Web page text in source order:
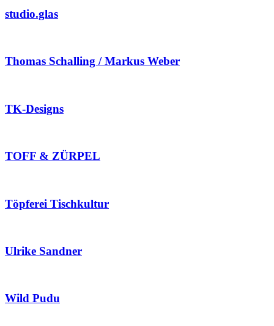
studio.glas
Thomas Schalling / Markus Weber
TK-Designs
TOFF & ZÜRPEL
Töpferei Tischkultur
Ulrike Sandner
Wild Pudu